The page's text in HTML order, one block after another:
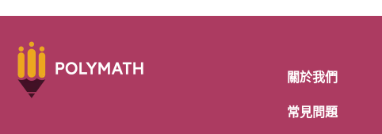
關於我們
常見問題